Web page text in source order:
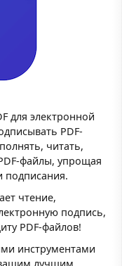
для электронной
PDF-
читать,
файлы, упрощая
подписания.
чтение,
подпись,
PDF-файлов!
инструментами